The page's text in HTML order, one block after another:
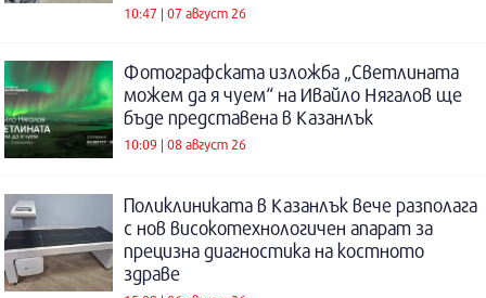
10:47 | 07 август 26
Фотографската изложба „Светлината
можем да я чуем“ на Ивайло Нягалов ще
бъде представена в Казанлък
10:09 | 08 август 26
Поликлиниката в Казанлък вече разполага
с нов високотехнологичен апарат за
прецизна диагностика на костното
здраве